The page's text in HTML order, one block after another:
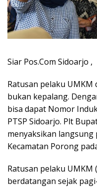
Siar Pos.Com Sidoarjo ,
Ratusan pelaku UMKM
bukan kepalang.
bisa dapat Nomor
PTSP Sidoarjo. Plt
menyaksikan
Kecamatan Porong
Ratusan pelaku UMKM
berdatangan sejak